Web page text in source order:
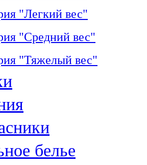
"Легкий вес"
"Средний вес"
"Тяжелый вес"
белье